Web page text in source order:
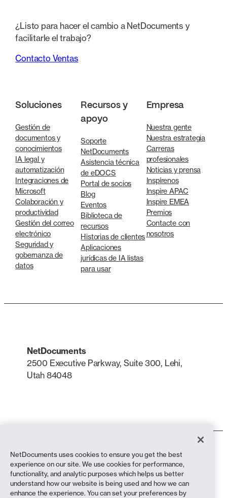
¿Listo para hacer el cambio a NetDocuments y
facilitarle el trabajo?
Contacto Ventas
Soluciones
Gestión de
documentos y
conocimientos
IA legal y
automatización
Integraciones de
Microsoft
Colaboración y
productividad
Gestión del correo
electrónico
Seguridad y
gobernanza de
datos
Recursos y
apoyo
Soporte
NetDocuments
Asistencia técnica
de eDOCS
Portal de socios
Blog
Eventos
Biblioteca de
recursos
Historias de clientes
Aplicaciones
jurídicas de IA listas
para usar
Empresa
Nuestra gente
Nuestra estrategia
Carreras
profesionales
Noticias y prensa
Inspírenos
Inspire APAC
Inspire EMEA
Premios
Contacte con
nosotros
NetDocuments
2500 Executive Parkway, Suite 300, Lehi,
Utah 84048
Política de privacidad
Política de privacidad (residentes en California)
Declaración contra la esclavitud
Política de cookies
NetDocuments uses cookies to ensure you get the best
experience on our site. We use cookies for performance,
functionality, and analytic purposes which helps us better
understand how our website is being used and how we can
enhance the experience. You can set your preferences by